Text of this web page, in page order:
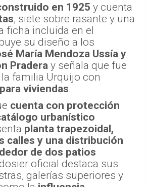
en 1925 y cuenta
, siete sobre rasante y una
ficha incluida en el
su diseño a los
María Mendoza Ussía y
Pradera y señala que fue
familia Urquijo con
viviendas.
cuenta con protección
urbanístico
planta trapezoidal,
calles y una distribución
de dos patios
oficial destaca sus
galerías superiores y